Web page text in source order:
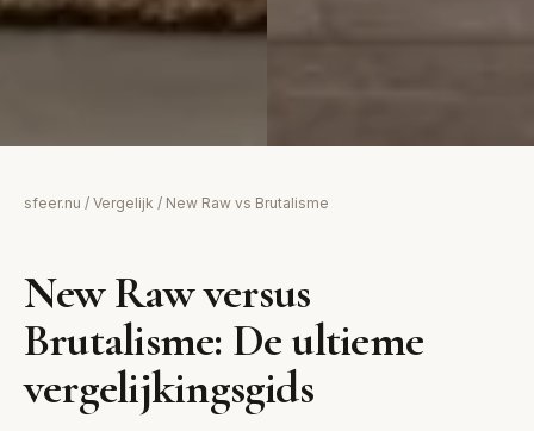
New Raw
aardetinten
Brutalisme
decoratieve opsmuk
sfeer.nu / Vergelijk / New Raw vs Brutalisme
New Raw versus
Brutalisme: De ultieme
vergelijkingsgids